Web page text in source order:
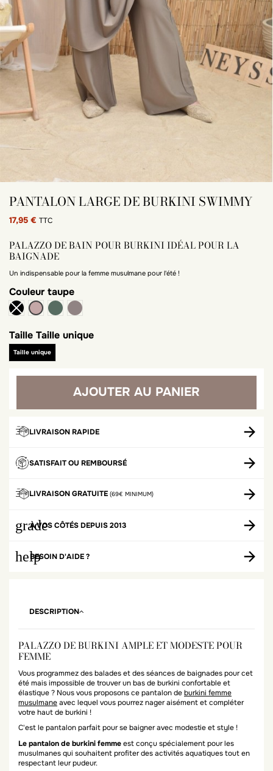
PANTALON LARGE DE BURKINI SWIMMY
17,95 € TTC
PALAZZO DE BAIN POUR BURKINI IDÉAL POUR LA
BAIGNADE
Un indispensable pour la femme musulmane pour l'été !
Couleurtaupe
taupekaki taupe foncé
Taille Taille unique
Taille unique
AJOUTER AU PANIER
LIVRAISON RAPIDE
SATISFAIT OU REMBOURSÉ
LIVRAISON GRATUITE (69€ MINIMUM)
grade
À VOS CÔTÉS DEPUIS 2013
helpBESOIN D'AIDE ?
DESCRIPTION
PALAZZO DE BURKINI AMPLE ET MODESTE POUR
FEMME
Vous programmez des balades et des séances de baignades pour cet
été mais impossible de trouver un bas de burkini confortable et
élastique ? Nous vous proposons ce pantalon deburkini femme
musulmaneavec lequel vous pourrez nager aisément et compléter
votre haut de burkini !
C'est le pantalon parfait pour se baigner avec modestie et style !
Le pantalon de burkini femmeest conçu spécialement pour les
musulmanes qui souhaitent profiter des activités aquatiques tout en
respectant leur pudeur.